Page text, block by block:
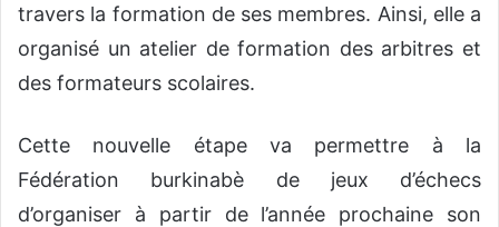
travers la formation de ses membres. Ainsi, elle a
organisé un atelier de formation des arbitres et
des formateurs scolaires.
Cette nouvelle étape va permettre à la
Fédération burkinabè de jeux d’échecs
d’organiser à partir de l’année prochaine son